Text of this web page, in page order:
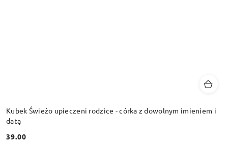
Kubek Świeżo upieczeni rodzice - córka z dowolnym imieniem i
datą
39.00